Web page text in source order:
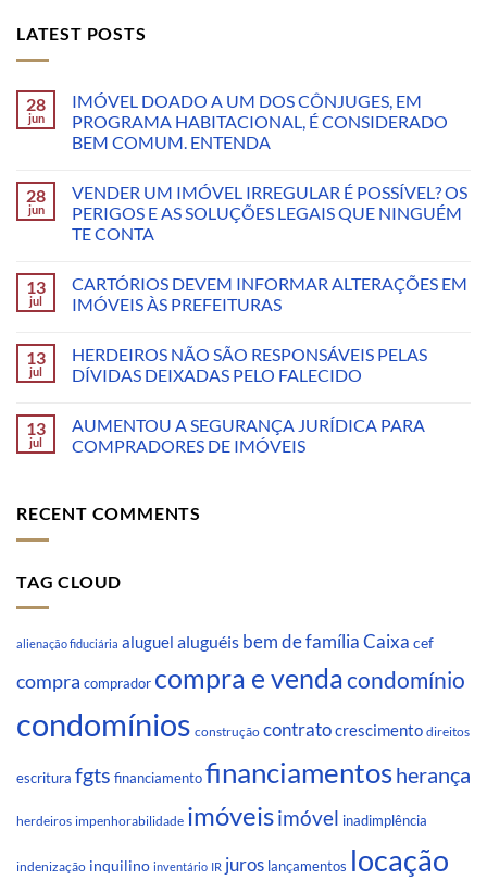
LATEST POSTS
28
jun
IMÓVEL DOADO A UM DOS CÔNJUGES, EM
PROGRAMA HABITACIONAL, É CONSIDERADO
BEM COMUM. ENTENDA
28
jun
VENDER UM IMÓVEL IRREGULAR É POSSÍVEL? OS
PERIGOS E AS SOLUÇÕES LEGAIS QUE NINGUÉM
TE CONTA
13
jul
CARTÓRIOS DEVEM INFORMAR ALTERAÇÕES EM
IMÓVEIS ÀS PREFEITURAS
13
jul
HERDEIROS NÃO SÃO RESPONSÁVEIS PELAS
DÍVIDAS DEIXADAS PELO FALECIDO
13
jul
AUMENTOU A SEGURANÇA JURÍDICA PARA
COMPRADORES DE IMÓVEIS
RECENT COMMENTS
TAG CLOUD
alienação fiduciária aluguel aluguéis bem de família Caixa cef
compra comprador compra e vendacondomínio
condomínios construção contratocrescimento direitos
escritura fgts financiamentofinanciamentosherança
herdeiros impenhorabilidade imóveisimóvel inadimplência
indenização inquilino inventário IR juros lançamentos locação